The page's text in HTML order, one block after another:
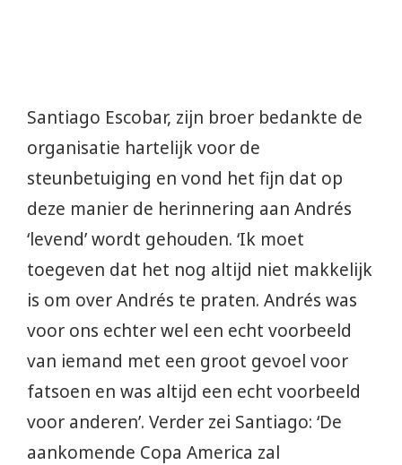
Santiago Escobar, zijn broer bedankte de
organisatie hartelijk voor de
steunbetuiging en vond het fijn dat op
deze manier de herinnering aan Andrés
‘levend’ wordt gehouden. ‘Ik moet
toegeven dat het nog altijd niet makkelijk
is om over Andrés te praten. Andrés was
voor ons echter wel een echt voorbeeld
van iemand met een groot gevoel voor
fatsoen en was altijd een echt voorbeeld
voor anderen’. Verder zei Santiago: ‘De
aankomende Copa America zal